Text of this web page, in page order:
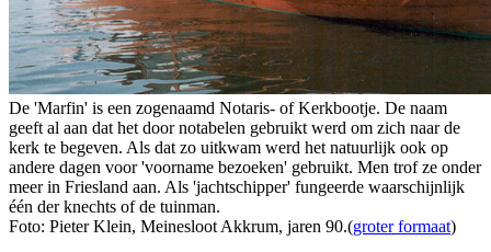
De 'Marfin' is een zogenaamd Notaris- of Kerkbootje. De naam
geeft al aan dat het door notabelen gebruikt werd om zich naar de
kerk te begeven. Als dat zo uitkwam werd het natuurlijk ook op
andere dagen voor 'voorname bezoeken' gebruikt. Men trof ze onder
meer in Friesland aan. Als 'jachtschipper' fungeerde waarschijnlijk
één der knechts of de tuinman.
Foto: Pieter Klein, Meinesloot Akkrum, jaren 90.(groter formaat)